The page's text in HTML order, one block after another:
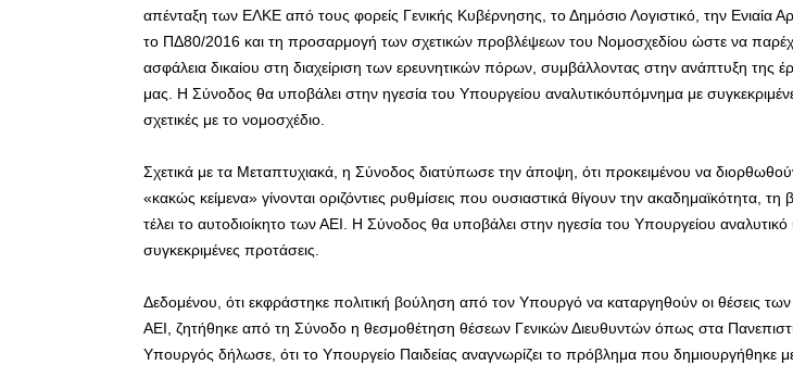
απένταξη των ΕΛΚΕ από τους φορείς Γενικής Κυβέρνησης, το Δημόσιο Λογιστικό, την Ενιαία
το ΠΔ80/2016 και τη προσαρμογή των σχετικών προβλέψεων του Νομοσχεδίου ώστε να παρέχει
ασφάλεια δικαίου στη διαχείριση των ερευνητικών πόρων, συμβάλλοντας στην ανάπτυξη της
μας. Η Σύνοδος θα υποβάλει στην ηγεσία του Υπουργείου αναλυτικόυπόμνημα με
σχετικές με το νομοσχέδιο.
Σχετικά με τα Μεταπτυχιακά, η Σύνοδος διατύπωσε την άποψη, ότι προκειμένου να
«κακώς κείμενα» γίνονται οριζόντιες ρυθμίσεις που ουσιαστικά θίγουν την ακαδημαϊκότητα, τη
τέλει το αυτοδιοίκητο των ΑΕΙ. Η Σύνοδος θα υποβάλει στην ηγεσία του Υπουργείου
συγκεκριμένες προτάσεις.
Δεδομένου, ότι εκφράστηκε πολιτική βούληση από τον Υπουργό να καταργηθούν οι θέσεις
ΑΕΙ, ζητήθηκε από τη Σύνοδο η θεσμοθέτηση θέσεων Γενικών Διευθυντών όπως στα
Υπουργός δήλωσε, ότι το Υπουργείο Παιδείας αναγνωρίζει το πρόβλημα που δημιουργήθηκε